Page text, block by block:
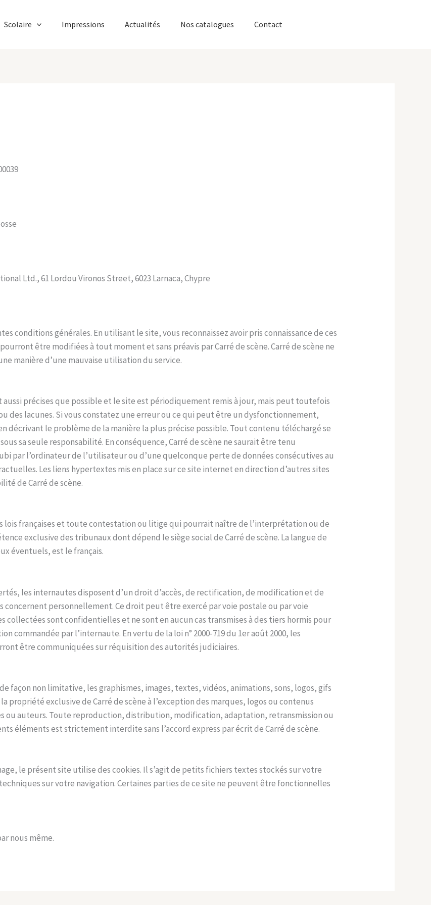
Scolaire Impressions Actualités Nos catalogues Contact
Ltd., 61 Lordou Vironos Street, 6023 Larnaca, Chypre
conditions générales. En utilisant le site, vous reconnaissez avoir pris connaissance de ces
être modifiées à tout moment et sans préavis par Carré de scène. Carré de scène ne
manière d’une mauvaise utilisation du service.
aussi précises que possible et le site est périodiquement remis à jour, mais peut toutefois
des lacunes. Si vous constatez une erreur ou ce qui peut être un dysfonctionnement,
décrivant le problème de la manière la plus précise possible. Tout contenu téléchargé se
sa seule responsabilité. En conséquence, Carré de scène ne saurait être tenu
par l’ordinateur de l’utilisateur ou d’une quelconque perte de données consécutives au
Les liens hypertextes mis en place sur ce site internet en direction d’autres sites
de Carré de scène.
lois françaises et toute contestation ou litige qui pourrait naître de l’interprétation ou de
exclusive des tribunaux dont dépend le siège social de Carré de scène. La langue de
éventuels, est le français.
les internautes disposent d’un droit d’accès, de rectification, de modification et de
concernent personnellement. Ce droit peut être exercé par voie postale ou par voie
collectées sont confidentielles et ne sont en aucun cas transmises à des tiers hormis pour
commandée par l’internaute. En vertu de la loi n° 2000-719 du 1er août 2000, les
être communiquées sur réquisition des autorités judiciaires.
façon non limitative, les graphismes, images, textes, vidéos, animations, sons, logos, gifs
propriété exclusive de Carré de scène à l’exception des marques, logos ou contenus
ou auteurs. Toute reproduction, distribution, modification, adaptation, retransmission ou
éléments est strictement interdite sans l’accord express par écrit de Carré de scène.
le présent site utilise des cookies. Il s’agit de petits fichiers textes stockés sur votre
sur votre navigation. Certaines parties de ce site ne peuvent être fonctionnelles
nous même.